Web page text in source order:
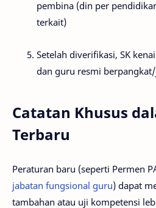
pembina (din per
terkait)
Setelah diverifikasi, SK
dan guru resmi
Catatan Khusus
Terbaru
Peraturan baru (seperti Permen
jabatan fungsional guru) dapat
tambahan atau uji kompetensi